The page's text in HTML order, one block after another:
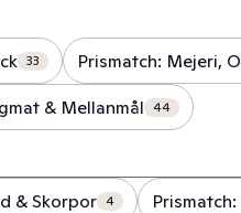
33 Prismatch: Mejeri,
& Mellanmål 44
& Skorpor 4